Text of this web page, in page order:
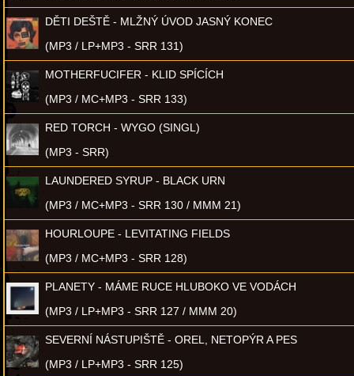
DĚTI DEŠTĚ - MLŽNÝ ÚVOD JASNÝ KONEC
(MP3 / LP+MP3 - SRR 131)
MOTHERFUCIFER - KLID SPÍCÍCH
(MP3 / MC+MP3 - SRR 133)
RED TORCH - WYGO (SINGL)
(MP3 - SRR)
LAUNDERED SYRUP - BLACK URN
(MP3 / MC+MP3 - SRR 130 / MMM 21)
HOURLOUPE - LEVITATING FIELDS
(MP3 / MC+MP3 - SRR 128)
PLANETY - MÁME RUCE HLUBOKO VE VODÁCH
(MP3 / LP+MP3 - SRR 127 / MMM 20)
SEVERNÍ NÁSTUPIŠTĚ - OREL, NETOPÝR A PES
(MP3 / LP+MP3 - SRR 125)